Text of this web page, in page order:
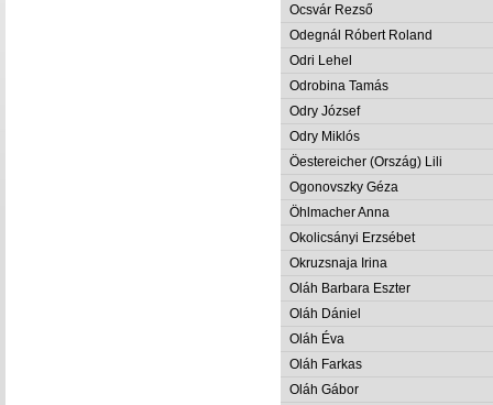
Ocsvár Rezső
Odegnál Róbert Roland
Odri Lehel
Odrobina Tamás
Odry József
Odry Miklós
Öestereicher (Ország) Lili
Ogonovszky Géza
Öhlmacher Anna
Okolicsányi Erzsébet
Okruzsnaja Irina
Oláh Barbara Eszter
Oláh Dániel
Oláh Éva
Oláh Farkas
Oláh Gábor